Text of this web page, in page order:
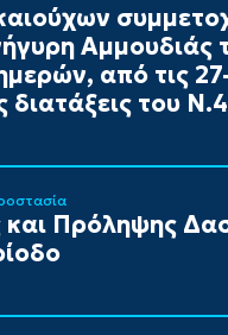
Αμμουδιάς
από τις
του
Πρόληψης